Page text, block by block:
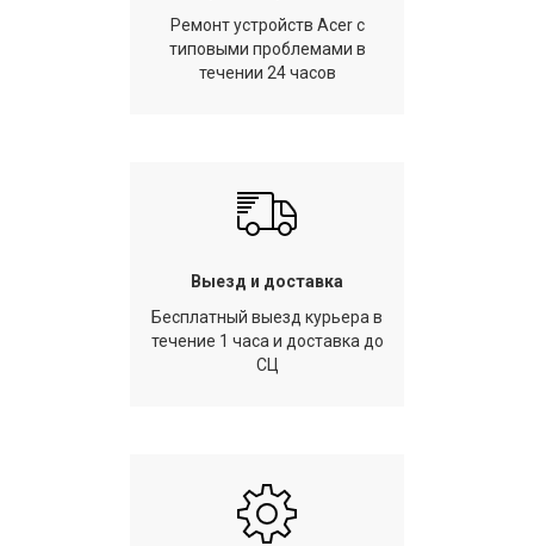
Ремонт устройств Acer с
типовыми проблемами в
течении 24 часов
Выезд и доставка
Бесплатный выезд курьера в
течение 1 часа и доставка до
СЦ